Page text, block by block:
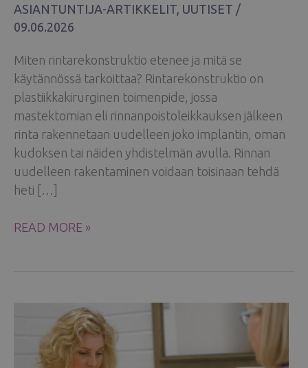
ASIANTUNTIJA-ARTIKKELIT, UUTISET /
09.06.2026
Miten rintarekonstruktio etenee ja mitä se
käytännössä tarkoittaa? Rintarekonstruktio on
plastiikkakirurginen toimenpide, jossa
mastektomian eli rinnanpoistoleikkauksen jälkeen
rinta rakennetaan uudelleen joko implantin, oman
kudoksen tai näiden yhdistelmän avulla. Rinnan
uudelleen rakentaminen voidaan toisinaan tehdä
heti […]
RINTAREKONSTRUKTIO
HYVÄ
TIETÄÄ?
READ MORE »